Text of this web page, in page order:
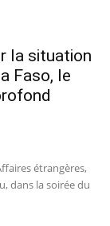
la situation
Faso, le
étrangères,
dans la soirée du